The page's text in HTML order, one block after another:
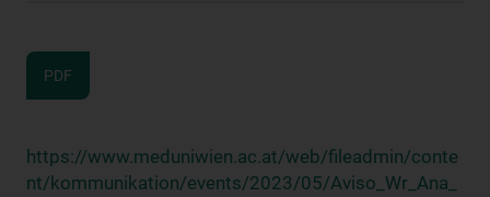
PDF
https://www.meduniwien.ac.at/web/fileadmin/conte
nt/kommunikation/events/2023/05/Aviso_Wr_Ana_